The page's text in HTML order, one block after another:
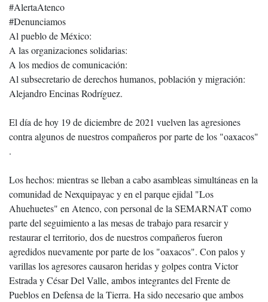
#AlertaAtenco
#Denunciamos
Al pueblo de México:
A las organizaciones solidarias:
A los medios de comunicación:
Al subsecretario de derechos humanos, población y migración:
Alejandro Encinas Rodríguez.
El día de hoy 19 de diciembre de 2021 vuelven las agresiones
contra algunos de nuestros compañeros por parte de los "oaxacos"
.
Los hechos: mientras se lleban a cabo asambleas simultáneas en la
comunidad de Nexquipayac y en el parque ejidal "Los
Ahuehuetes" en Atenco, con personal de la SEMARNAT como
parte del seguimiento a las mesas de trabajo para resarcir y
restaurar el territorio, dos de nuestros compañeros fueron
agredidos nuevamente por parte de los "oaxacos". Con palos y
varillas los agresores causaron heridas y golpes contra Victor
Estrada y César Del Valle, ambos integrantes del Frente de
Pueblos en Defensa de la Tierra. Ha sido necesario que ambos